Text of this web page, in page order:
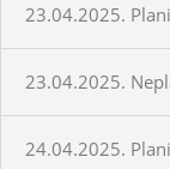
23.04.2025.
23.04.2025.
24.04.2025.